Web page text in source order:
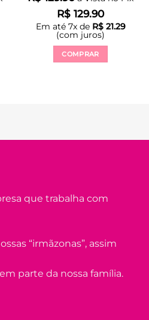
R$ 129.90
Em até 7x de R$21.29
(com juros)
COMPRAR
que trabalha com
“irmãzonas”, assim
parte da nossa família.